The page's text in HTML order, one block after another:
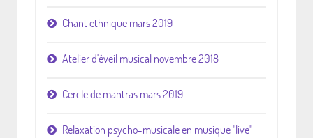
Chant ethnique mars 2019
Atelier d'éveil musical novembre 2018
Cercle de mantras mars 2019
Relaxation psycho-musicale en musique "live"